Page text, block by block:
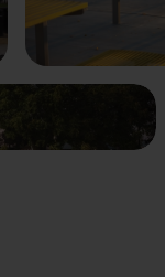
Weiter